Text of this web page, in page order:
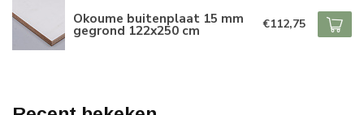
Okoume buitenplaat 15 mm
gegrond 122x250 cm €112,75